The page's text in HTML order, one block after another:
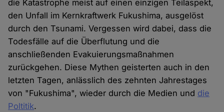
die Katastrophe meist auf einen einzigen Teilaspekt,
den Unfall im Kernkraftwerk Fukushima, ausgelöst
durch den Tsunami. Vergessen wird dabei, dass die
Todesfälle auf die Überflutung und die
anschließenden Evakuierungsmaßnahmen
zurückgehen. Diese Mythen geisterten auch in den
letzten Tagen, anlässlich des zehnten Jahrestages
von "Fukushima", wieder durch die Medien und die
Poltitik.